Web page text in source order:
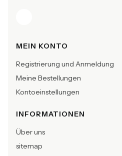
Fußzeilenmenü
MEIN KONTO
Registrierung und Anmeldung
Meine Bestellungen
Kontoeinstellungen
INFORMATIONEN
Über uns
sitemap